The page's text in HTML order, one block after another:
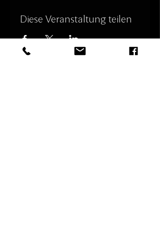
Diese Veranstaltung teilen